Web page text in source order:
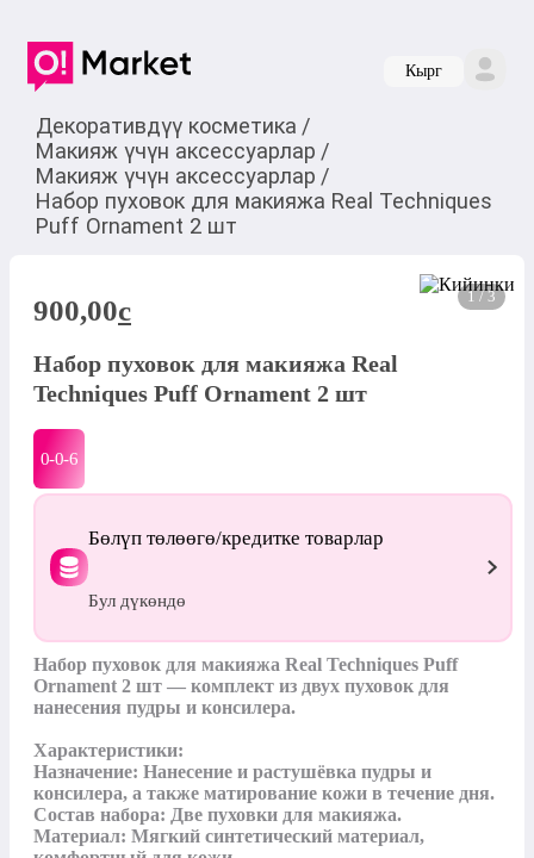
Кырг
Декоративдүү косметика /
Макияж үчүн аксессуарлар /
Макияж үчүн аксессуарлар /
Набор пуховок для макияжа Real Techniques
Puff Ornament 2 шт
1 / 3
900,00c
Набор пуховок для макияжа Real
Techniques Puff Ornament 2 шт
0-0-6
Бөлүп төлөөгө/кредитке товарлар
Бул дүкөндө
Набор пуховок для макияжа Real Techniques Puff
Ornament 2 шт — комплект из двух пуховок для
нанесения пудры и консилера.
Характеристики:
Назначение: Нанесение и растушёвка пудры и
консилера, а также матирование кожи в течение дня.
Состав набора: Две пуховки для макияжа.
Материал: Мягкий синтетический материал,